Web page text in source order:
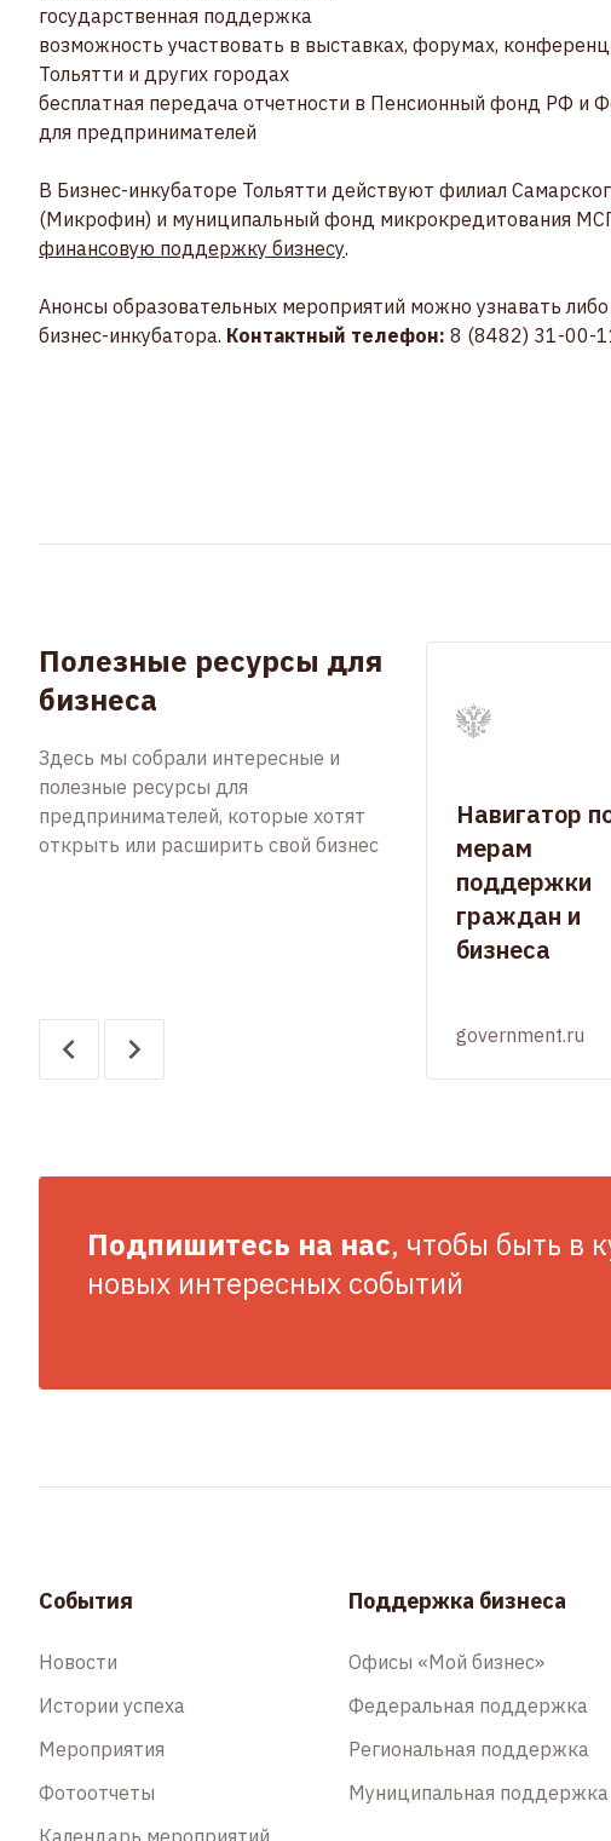
государственная поддержка
возможность участвовать в выставках, форумах,
Тольятти и других городах
бесплатная передача отчетности в Пенсионный фонд РФ и
для предпринимателей
В Бизнес-инкубаторе Тольятти действуют филиал
(Микрофин) и муниципальный фонд микрокредитования
финансовую поддержку бизнесу.
Анонсы образовательных мероприятий можно узнавать
бизнес-инкубатора. Контактный телефон: 8 (8482) 31-00-
Полезные ресурсы для
бизнеса
Здесь мы собрали интересные и
полезные ресурсы для
предпринимателей, которые хотят
открыть или расширить свой бизнес
Навигатор
мерам
поддержки
граждан и
бизнеса
government.ru
Подпишитесь на нас, чтобы быть в
новых интересных событий
События
Новости
Истории успеха
Мероприятия
Фотоотчеты
Календарь мероприятий
Поддержка бизнеса
Офисы «Мой бизнес»
Федеральная поддержка
Региональная поддержка
Муниципальная поддержка